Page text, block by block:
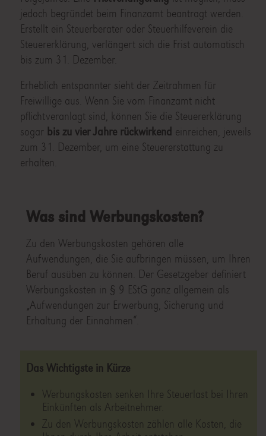
jedoch begründet beim Finanzamt beantragt werden.
Erstellt ein Steuerberater oder Steuerhilfeverein die
Steuererklärung, verlängert sich die Frist automatisch
bis zum 31. Dezember.
Erheblich entspannter sieht der Zeitrahmen für
Freiwillige aus. Wenn Sie vom Finanzamt nicht
pflichtveranlagt sind, können Sie die Steuererklärung
sogar bis zu vier Jahre rückwirkend einreichen, jeweils
zum 31. Dezember, um eine Steuererstattung zu
erhalten.
Was sind Werbungskosten?
Zu den Werbungskosten gehören alle
Aufwendungen, die Sie aufbringen müssen, um Ihren
Beruf ausüben zu können. Der Gesetzgeber definiert
Werbungskosten in § 9 EStG ganz allgemein als
„Aufwendungen zur Erwerbung, Sicherung und
Erhaltung der Einnahmen“.
Das Wichtigste in Kürze
Werbungskosten senken Ihre Steuerlast bei Ihren
Einkünften als Arbeitnehmer.
Zu den Werbungskosten zählen alle Kosten, die